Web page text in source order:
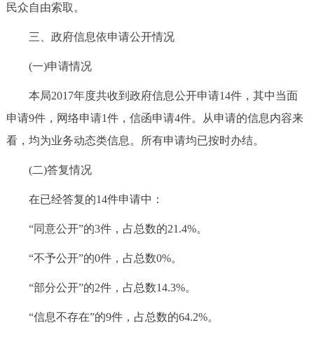
民众自由索取。
三、政府信息依申请公开情况
(一)申请情况
本局2017年度共收到政府信息公开申请14件，其中当面
申请9件，网络申请1件，信函申请4件。从申请的信息内容来
看，均为业务动态类信息。所有申请均已按时办结。
(二)答复情况
在已经答复的14件申请中：
“同意公开”的3件，占总数的21.4%。
“不予公开”的0件，占总数0%。
“部分公开”的2件，占总数14.3%。
“信息不存在”的9件，占总数的64.2%。